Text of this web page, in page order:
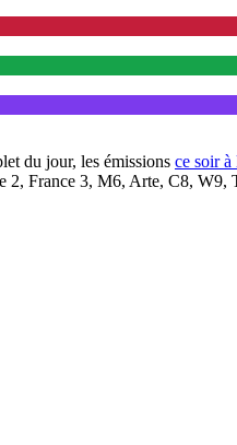
du jour, les émissions ce soir
2, France 3, M6, Arte, C8, W9,